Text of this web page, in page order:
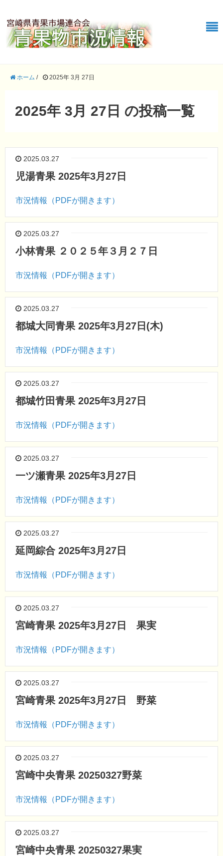
ホーム / 2025年 3月 27日
2025年 3月 27日 の投稿一覧
2025.03.27
児湯青果 2025年3月27日
市況情報（PDFが開きます）
2025.03.27
小林青果 ２０２５年３月２７日
市況情報（PDFが開きます）
2025.03.27
都城大同青果 2025年3月27日(木)
市況情報（PDFが開きます）
2025.03.27
都城竹田青果 2025年3月27日
市況情報（PDFが開きます）
2025.03.27
一ツ瀬青果 2025年3月27日
市況情報（PDFが開きます）
2025.03.27
延岡綜合 2025年3月27日
市況情報（PDFが開きます）
2025.03.27
宮崎青果 2025年3月27日 果実
市況情報（PDFが開きます）
2025.03.27
宮崎青果 2025年3月27日 野菜
市況情報（PDFが開きます）
2025.03.27
宮崎中央青果 20250327野菜
市況情報（PDFが開きます）
2025.03.27
宮崎中央青果 20250327果実